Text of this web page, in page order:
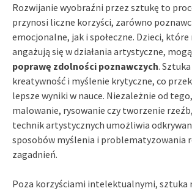
Rozwijanie wyobraźni przez sztukę to
przynosi liczne korzyści, zarówno
emocjonalne, jak i społeczne. Dzieci,
angażują się w działania artystyczne,
poprawę zdolności poznawczych.
kreatywność i myślenie krytyczne, co
lepsze wyniki w nauce. Niezależnie od
malowanie, rysowanie czy tworzenie
technik artystycznych umożliwia
sposobów myślenia i problematyzowania
zagadnień.
Poza korzyściami intelektualnymi, sztuka